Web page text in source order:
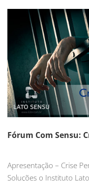
Fórum Com Sensu:
Apresentação – Crise
Soluções o Instituto